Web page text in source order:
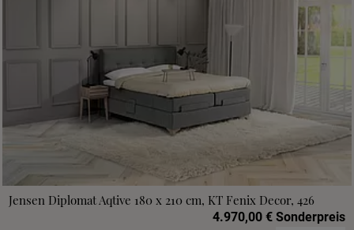
Jensen Diplomat Aqtive 180 x 210 cm, KT Fenix Decor, 426
4.970,00 € Sonderpreis